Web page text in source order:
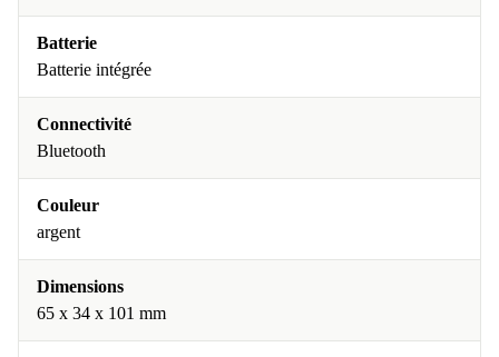
Batterie
Batterie intégrée
Connectivité
Bluetooth
Couleur
argent
Dimensions
65 x 34 x 101 mm